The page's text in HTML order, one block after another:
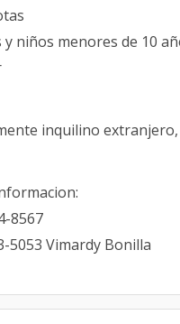
y niños menores de 10
inquilino
8567
5053 Vimardy Bonilla